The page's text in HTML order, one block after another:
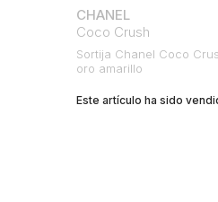
CHANEL
Coco Crush
Sortija Chanel Coco
oro amarillo
Este artículo ha sido